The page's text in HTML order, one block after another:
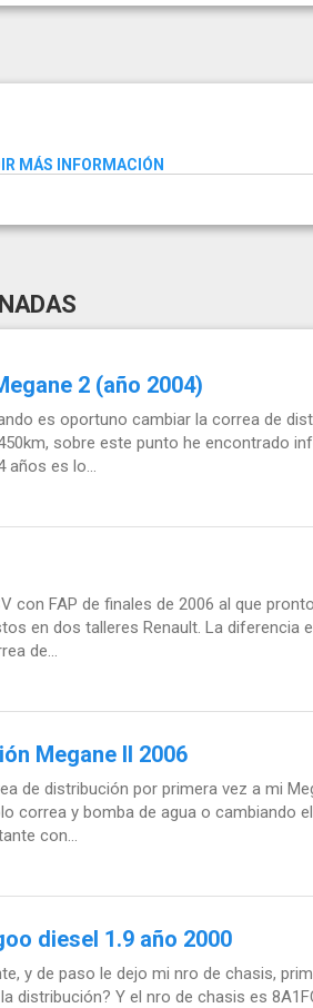
MÁS INFORMACIÓN
2 (año 2004)
es oportuno cambiar la correa de
sobre este punto he encontrado
años es lo...
con FAP de finales de 2006 al que
en dos talleres Renault. La diferencia
de...
Megane II 2006
de distribución por primera vez a mi
correa y bomba de agua o cambiando
con...
diesel 1.9 año 2000
y de paso le dejo mi nro de chasis,
distribución? Y el nro de chasis es